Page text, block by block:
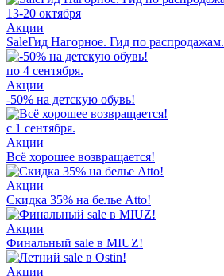
13-20 октября
Акции
SaleГид Нагорное. Гид по распродажам.
по 4 сентября.
Акции
-50% на детскую обувь!
с 1 сентября.
Акции
Всё хорошее возвращается!
Акции
Скидка 35% на белье Atto!
Акции
Финальный sale в MIUZ!
Акции